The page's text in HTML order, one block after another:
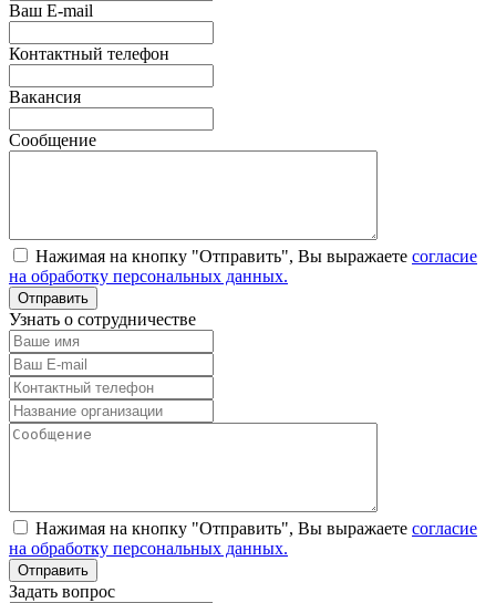
Ваш E-mail
Контактный телефон
Вакансия
Сообщение
Нажимая на кнопку "Отправить", Вы выражаете согласие
на обработку персональных данных.
Узнать о сотрудничестве
Нажимая на кнопку "Отправить", Вы выражаете согласие
на обработку персональных данных.
Задать вопрос